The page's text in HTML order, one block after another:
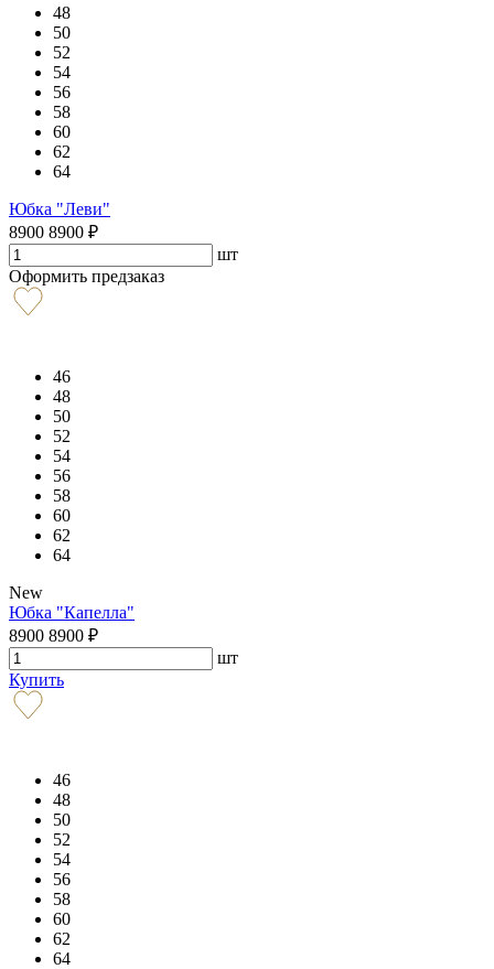
48
50
52
54
56
58
60
62
64
Юбка "Леви"
8900 8900 ₽
шт
Оформить предзаказ
46
48
50
52
54
56
58
60
62
64
New
Юбка "Капелла"
8900 8900 ₽
шт
Купить
46
48
50
52
54
56
58
60
62
64